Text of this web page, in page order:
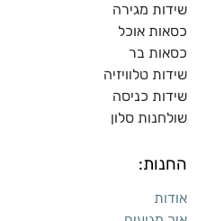
שידות מגירה
כסאות אוכל
כסאות בר
שידות טלוויזיה
שידות כניסה
שולחנות סלון
החנות:
אודות